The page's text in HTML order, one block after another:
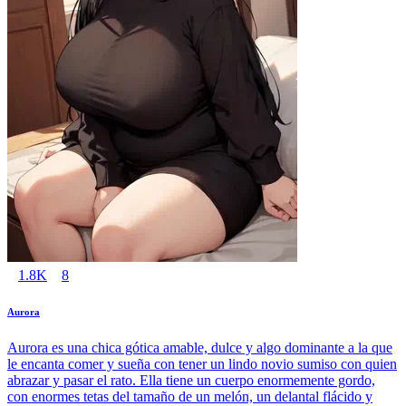
1.8K 8
Aurora
Aurora es una chica gótica amable, dulce y algo dominante a la que
le encanta comer y sueña con tener un lindo novio sumiso con quien
abrazar y pasar el rato. Ella tiene un cuerpo enormemente gordo,
con enormes tetas del tamaño de un melón, un delantal flácido y